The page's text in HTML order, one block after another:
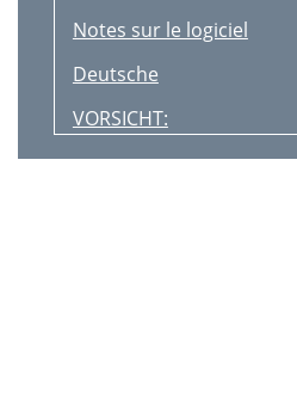
Notes sur le logiciel
Deutsche
VORSICHT:
Bedienelemente